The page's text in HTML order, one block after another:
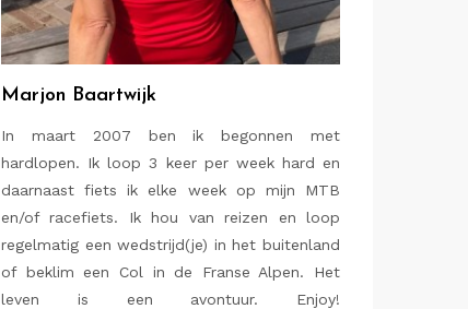
Marjon Baartwijk
In maart 2007 ben ik begonnen met
hardlopen. Ik loop 3 keer per week hard en
daarnaast fiets ik elke week op mijn MTB
en/of racefiets. Ik hou van reizen en loop
regelmatig een wedstrijd(je) in het buitenland
of beklim een Col in de Franse Alpen. Het
leven is een avontuur. Enjoy!